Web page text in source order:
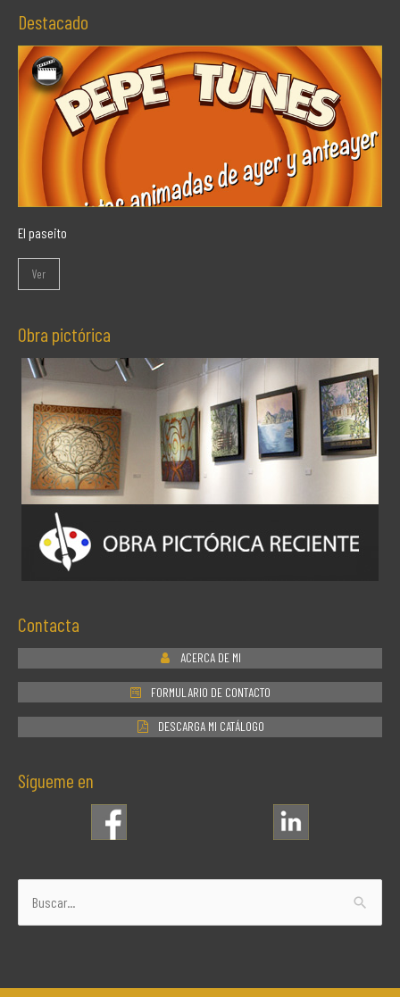
Destacado
El paseito
Ver
Obra pictórica
Contacta
ACERCA DE MI
FORMULARIO DE CONTACTO
DESCARGA MI CATÁLOGO
Sígueme en
Buscar
por: